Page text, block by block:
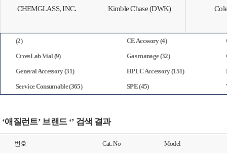
CHEMGLASS, INC. Kimble Chase (DWK)
(2) CE Accssory (4)
CrossLab Vial (9)
Gas manage (32)
General Accessory (31)
HPLC Accessory (151)
Service Consumable (365)
SPE (45)
‘애질런트’ 브랜드 ‘’ 검색 결과
번호 Cat. No Model